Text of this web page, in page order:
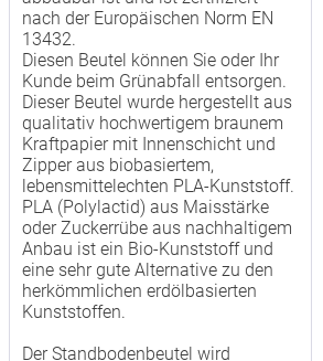
nach der Europäischen Norm EN
13432.
Diesen Beutel können Sie oder Ihr
Kunde beim Grünabfall entsorgen.
Dieser Beutel wurde hergestellt aus
qualitativ hochwertigem braunem
Kraftpapier mit Innenschicht und
Zipper aus biobasiertem,
lebensmittelechten PLA-Kunststoff.
PLA (Polylactid) aus Maisstärke
oder Zuckerrübe aus nachhaltigem
Anbau ist ein Bio-Kunststoff und
eine sehr gute Alternative zu den
herkömmlichen erdölbasierten
Kunststoffen.
Der Standbodenbeutel wird